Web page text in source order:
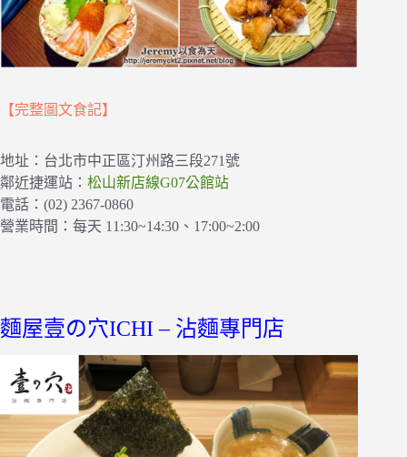
【完整圖文食記】
地址：台北市中正區汀州路三段271號
鄰近捷運站： 松山新店線G07公館站
電話：(02) 2367-0860
營業時間：每天 11:30~14:30、17:00~2:00
麵屋壹の穴ICHI – 沾麵專門店